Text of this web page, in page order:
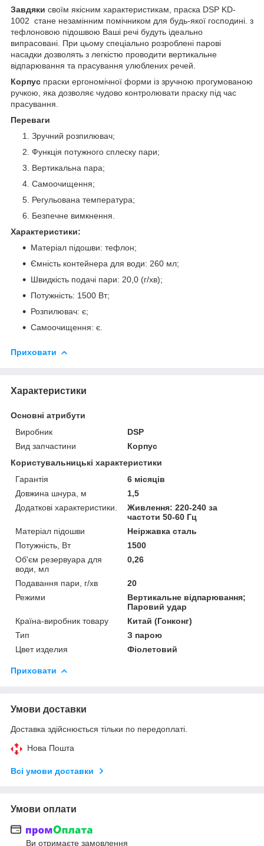
Завдяки своїм якісним характеристикам, праска DSP KD-
1002 стане незамінним помічником для будь-якої господині. з
тефлоновою підошвою Ваші речі будуть ідеально
випрасовані. При цьому спеціально розроблені парові
насадки дозволять з легкістю проводити вертикальне
відпарювання та прасування улюблених речей.
Корпус праски ергономічної форми із зручною прогумованою
ручкою, яка дозволяє чудово контролювати праску під час
прасування.
Переваги
Зручний розпилювач;
Функція потужного сплеску пари;
Вертикальна пара;
Самоочищення;
Регульована температура;
Безпечне вимкнення.
Характеристики:
Матеріал підошви: тефлон;
Ємність контейнера для води: 260 мл;
Швидкість подачі пари: 20,0 (г/хв);
Потужність: 1500 Вт;
Розпилювач: є;
Самоочищення: є.
Приховати
Характеристики
Основні атрибути
Виробник
DSP
Вид запчастини
Корпус
Користувальницькі характеристики
Гарантія
6 місяців
Довжина шнура, м
1,5
Додаткові характеристики.
Живлення: 220-240 за
частоти 50-60 Гц
Матеріал підошви
Неіржавка сталь
Потужність, Вт
1500
Об'єм резервуара для
води, мл
0,26
Подавання пари, г/хв
20
Режими
Вертикальне відпарювання;
Паровий удар
Країна-виробник товару
Китай (Гонконг)
Тип
З парою
Цвет изделия
Фіолетовий
Приховати
Умови доставки
Доставка здійснюється тільки по передоплаті.
Нова Пошта
Всі умови доставки
Умови оплати
Ви отримаєте замовлення